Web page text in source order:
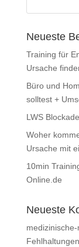
Neueste
Training für
Ursache
Büro und
solltest +
LWS
Woher
Ursache mit
10min
Online.de
Neueste